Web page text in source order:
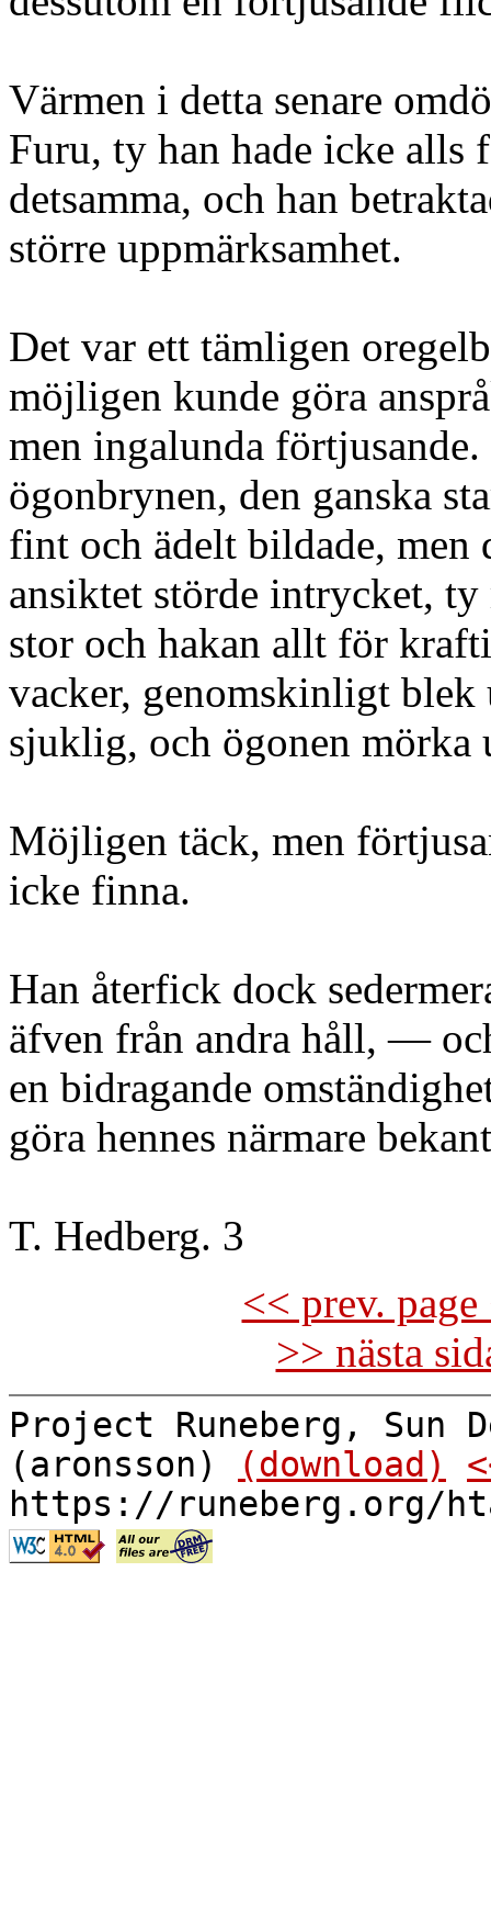
Värmen i detta senare
Furu, ty han hade icke alls
detsamma, och han
större uppmärksamhet.
Det var ett tämligen
möjligen kunde göra
men ingalunda förtjusande.
ögonbrynen, den ganska
fint och ädelt bildade, men
ansiktet störde intrycket,
stor och hakan allt för
vacker, genomskinligt blek
sjuklig, och ögonen mörka
Möjligen täck, men
icke finna.
Han återfick dock
äfven från andra håll, —
en bidragande
göra hennes närmare
T. Hedberg. 3
<< prev.
>> nästa
Project Runeberg, Sun
(aronsson)
(download)
https://runeberg.org/